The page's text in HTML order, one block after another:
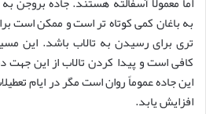
به باغان کمی کوتاه تر است و ممکن است
تری برای رسیدن به تالاب باشد. این
کافی است و پیدا کردن تالاب از این جهت
این جاده عموماً روان است مگر در ایام
افزایش یابد.